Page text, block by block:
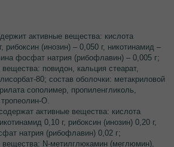
активные вещества: кислота
рибоксин (инозин) – 0,050 г, никотинамид –
фосфат натрия (рибофлавин) – 0,005 г;
повидон, кальция стеарат,
80; состав оболочки: метакриловой
сополимер, пропиленгликоль,
О.
активные вещества: кислота
0,10 г, рибоксин (инозин) 0,20 г,
натрия (рибофлавин) 0,02 г;
вещества: N-метилглюкамин (меглюмин),